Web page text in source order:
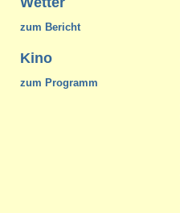
zum Bericht
Kino
zum Programm